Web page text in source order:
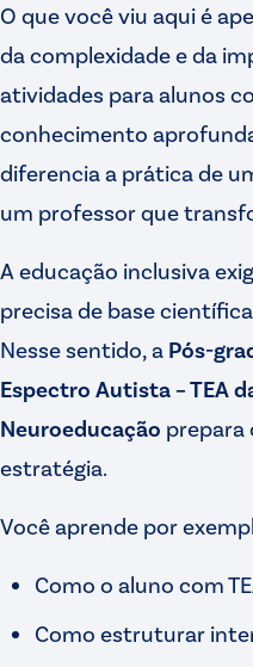
O que você viu aqui é
da complexidade e da
atividades para alunos
conhecimento
diferencia a prática de
um professor que
A educação inclusiva
precisa de base
Nesse sentido, a Pós-
Espectro Autista – TEA
Neuroeducação prepara
estratégia.
Você aprende por
Como o aluno com
Como estruturar